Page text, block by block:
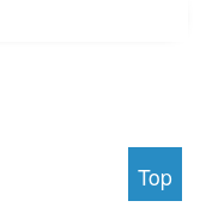
Top